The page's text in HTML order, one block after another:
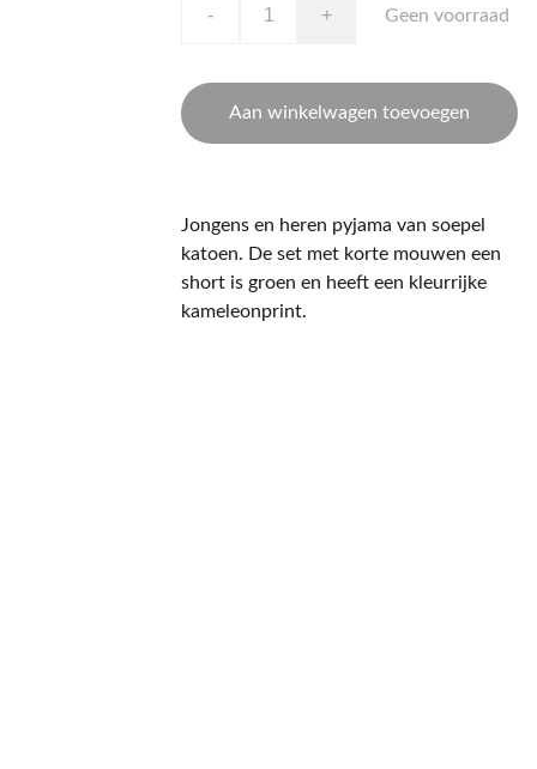
- + Geen voorraad
Aan winkelwagen toevoegen
Jongens en heren pyjama van soepel
katoen. De set met korte mouwen een
short is groen en heeft een kleurrijke
kameleonprint.